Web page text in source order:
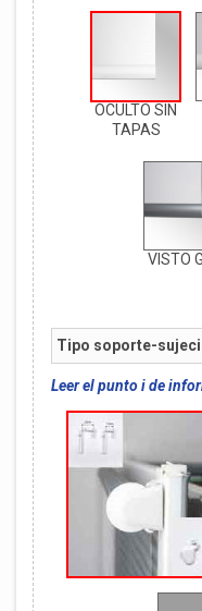
OCULTO SIN
TAPAS
VISTO
Tipo soporte-
Leer el punto i de